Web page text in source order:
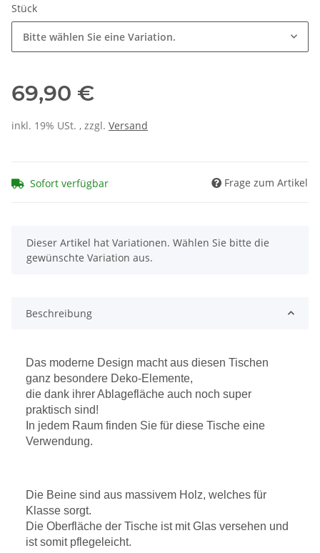
Stück
Bitte wählen Sie eine Variation.
69,90 €
inkl. 19% USt. , zzgl. Versand
Sofort verfügbar Frage zum Artikel
x
Dieser Artikel hat Variationen. Wählen Sie bitte die
gewünschte Variation aus.
Beschreibung
Das moderne Design macht aus diesen Tischen
ganz besondere Deko-Elemente,
die dank ihrer Ablagefläche auch noch super
praktisch sind!
In jedem Raum finden Sie für diese Tische eine
Verwendung.
Die Beine sind aus massivem Holz, welches für
Klasse sorgt.
Die Oberfläche der Tische ist mit Glas versehen und
ist somit pflegeleicht.